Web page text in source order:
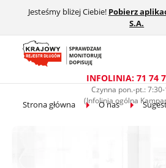
Przejdź do treści głównej
Jesteśmy bliżej Ciebie! Pobierz
S.A.
INFOLINIA: 71 74
Czynna pon.-pt.:
(Infolinia ogólna
Strona główna O nas